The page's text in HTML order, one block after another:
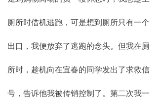
厕所时借机逃跑，可是想到厕所只有一个
出口，我便放弃了逃跑的念头。但我在厕
所时，趁机向在宜春的同学发出了求救信
号，告诉他我被传销控制了。第二次我一